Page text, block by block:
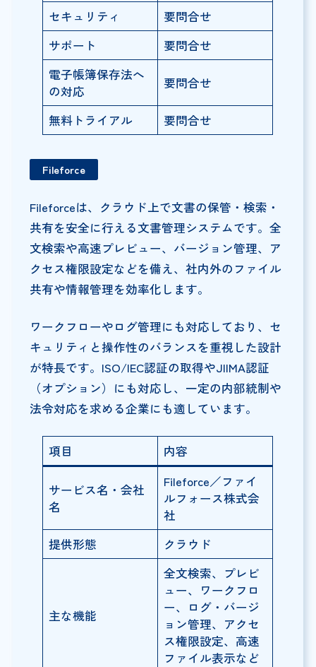
セキュリティ
要問合せ
サポート
要問合せ
電子帳簿保存法へ
の対応
要問合せ
無料トライアル 要問合せ
Fileforce
Fileforceは、クラウド上で文書の保管・検索・
共有を安全に行える文書管理システムです。全
文検索や高速プレビュー、バージョン管理、ア
クセス権限設定などを備え、社内外のファイル
共有や情報管理を効率化します。
ワークフローやログ管理にも対応しており、セ
キュリティと操作性のバランスを重視した設計
が特長です。ISO/IEC認証の取得やJIIMA認証
（オプション）にも対応し、一定の内部統制や
法令対応を求める企業にも適しています。
項目 内容
サービス名・会社
名
Fileforce／ファイ
ルフォース株式会
社
提供形態
クラウド
主な機能
全文検索、プレビ
ュー、ワークフロ
ー、ログ・バージ
ョン管理、アクセ
ス権限設定、高速
ファイル表示など